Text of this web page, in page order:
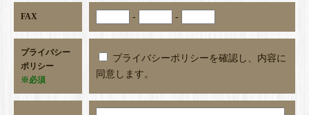
FAX - -
プライバシー
ポリシー
※必須
プライバシーポリシーを確認し、内容に
同意します。